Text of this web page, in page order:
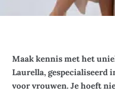
Maak kennis met het
Laurella, gespecialiseerd
voor vrouwen. Je hoeft